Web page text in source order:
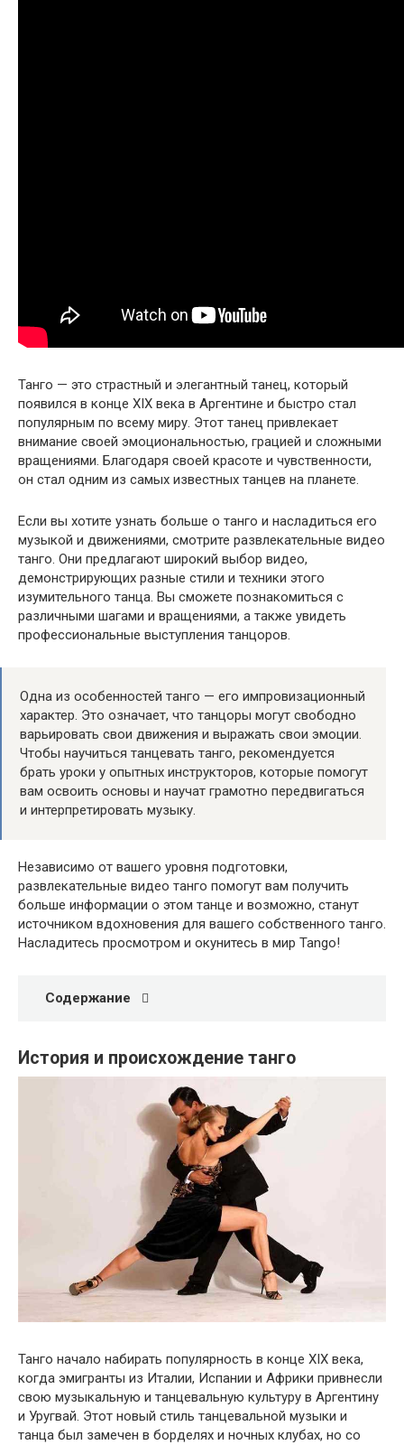
Танго — это страстный и элегантный танец, который
появился в конце XIX века в Аргентине и быстро стал
популярным по всему миру. Этот танец привлекает
внимание своей эмоциональностью, грацией и сложными
вращениями. Благодаря своей красоте и чувственности,
он стал одним из самых известных танцев на планете.
Если вы хотите узнать больше о танго и насладиться его
музыкой и движениями, смотрите развлекательные видео
танго. Они предлагают широкий выбор видео,
демонстрирующих разные стили и техники этого
изумительного танца. Вы сможете познакомиться с
различными шагами и вращениями, а также увидеть
профессиональные выступления танцоров.
Одна из особенностей танго — его импровизационный
характер. Это означает, что танцоры могут свободно
варьировать свои движения и выражать свои эмоции.
Чтобы научиться танцевать танго, рекомендуется
брать уроки у опытных инструкторов, которые помогут
вам освоить основы и научат грамотно передвигаться
и интерпретировать музыку.
Независимо от вашего уровня подготовки,
развлекательные видео танго помогут вам получить
больше информации о этом танце и возможно, станут
источником вдохновения для вашего собственного танго.
Насладитесь просмотром и окунитесь в мир Tango!
Содержание
История и происхождение танго
Танго начало набирать популярность в конце XIX века,
когда эмигранты из Италии, Испании и Африки привнесли
свою музыкальную и танцевальную культуру в Аргентину
и Уругвай. Этот новый стиль танцевальной музыки и
танца был замечен в борделях и ночных клубах, но со